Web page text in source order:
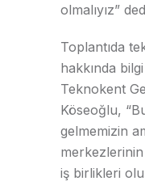
olmalıyız”
Toplantıda
hakkında
Teknokent
Köseoğlu,
gelmemizin
iş birlikleri